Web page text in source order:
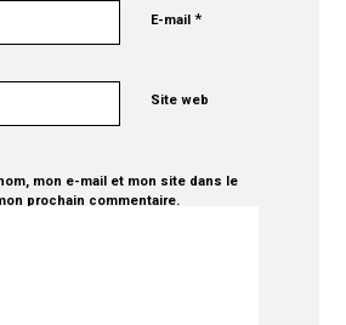
E-mail*
Site web
mon e-mail et mon site dans le
prochain commentaire.